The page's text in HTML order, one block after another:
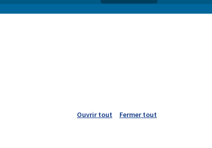
Ouvrir tout Fermer tout